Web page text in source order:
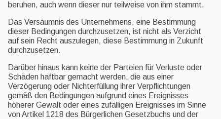
beruhen, auch wenn dieser nur teilweise von ihm stammt.
Das Versäumnis des Unternehmens, eine Bestimmung
dieser Bedingungen durchzusetzen, ist nicht als Verzicht
auf sein Recht auszulegen, diese Bestimmung in Zukunft
durchzusetzen.
Darüber hinaus kann keine der Parteien für Verluste oder
Schäden haftbar gemacht werden, die aus einer
Verzögerung oder Nichterfüllung ihrer Verpflichtungen
gemäß den Bedingungen aufgrund eines Ereignisses
höherer Gewalt oder eines zufälligen Ereignisses im Sinne
von Artikel 1218 des Bürgerlichen Gesetzbuchs und der